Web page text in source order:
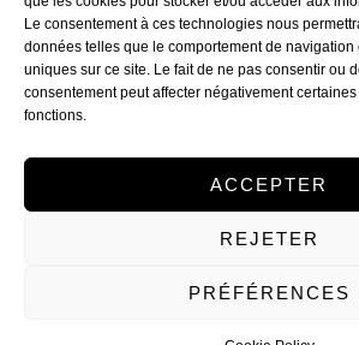
Le consentement à ces technologies nous
données telles que le comportement de navigation
uniques sur ce site. Le fait de ne pas consentir ou
consentement peut affecter négativement
fonctions.
ACCEPTER
REJETER
PRÉFÉRENCES
CGU
Politique de confidentialité
Contact
© 2025 – Tous droits